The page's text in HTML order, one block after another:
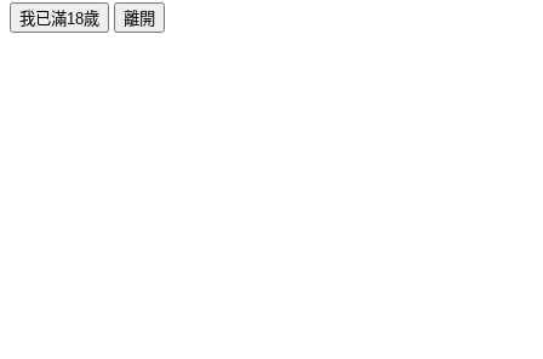
我已滿18歲 離開